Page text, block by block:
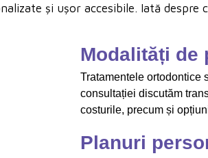
și ușor accesibile. Iată despre
Modalități de
Tratamentele ortodontice
consultației discutăm
costurile, precum și
Planuri